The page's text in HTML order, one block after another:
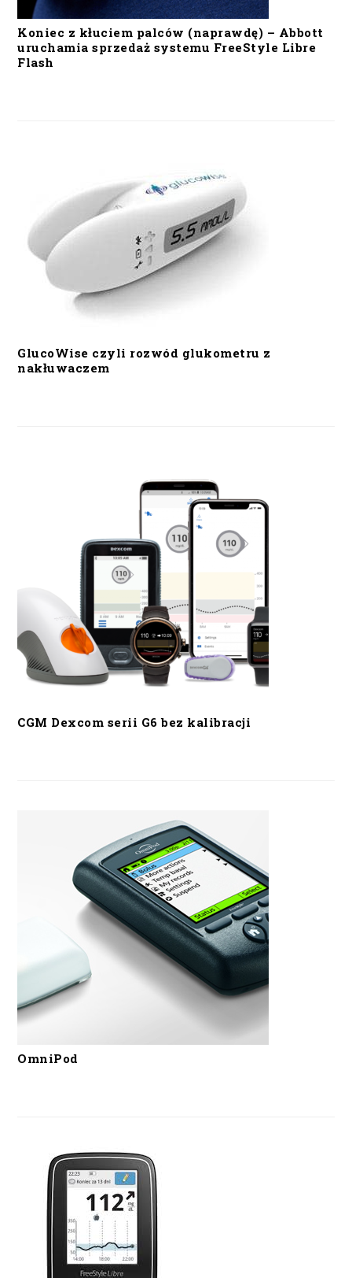
Koniec z kłuciem palców (naprawdę) – Abbott
uruchamia sprzedaż systemu FreeStyle Libre
Flash
GlucoWise czyli rozwód glukometru z
nakłuwaczem
CGM Dexcom serii G6 bez kalibracji
OmniPod